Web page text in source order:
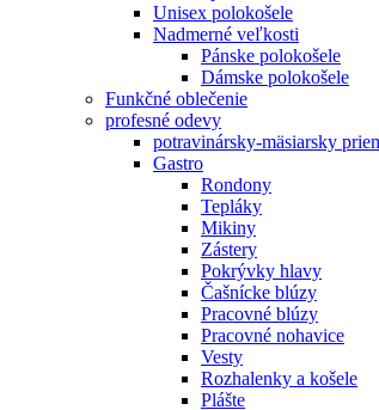
Unisex polokošele
Nadmerné veľkosti
Pánske polokošele
Dámske polokošele
Funkčné oblečenie
profesné odevy
potravinársky-mäsiarsky
Gastro
Rondony
Tepláky
Mikiny
Zástery
Pokrývky hlavy
Čašnícke blúzy
Pracovné blúzy
Pracovné nohavice
Vesty
Rozhalenky a košele
Plášte